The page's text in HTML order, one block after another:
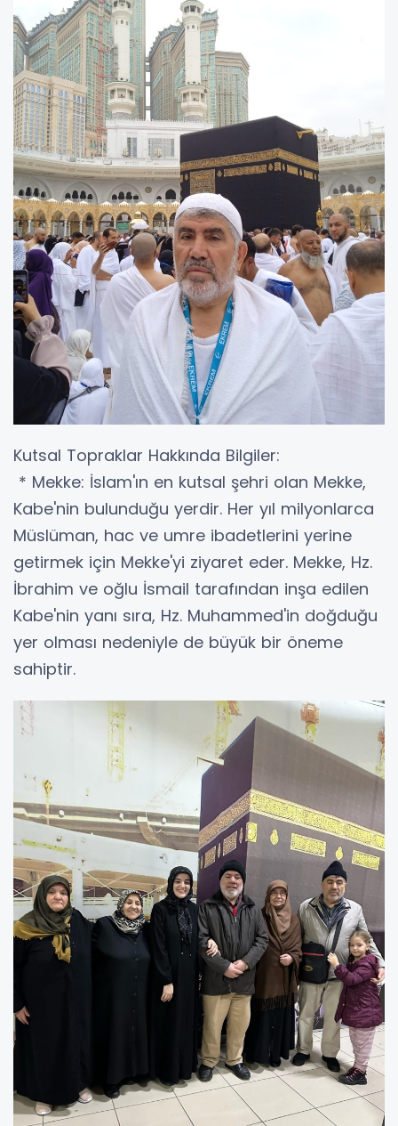
Kutsal Topraklar Hakkında Bilgiler:
* Mekke: İslam'ın en kutsal şehri olan Mekke,
Kabe'nin bulunduğu yerdir. Her yıl milyonlarca
Müslüman, hac ve umre ibadetlerini yerine
getirmek için Mekke'yi ziyaret eder. Mekke, Hz.
İbrahim ve oğlu İsmail tarafından inşa edilen
Kabe'nin yanı sıra, Hz. Muhammed'in doğduğu
yer olması nedeniyle de büyük bir öneme
sahiptir.